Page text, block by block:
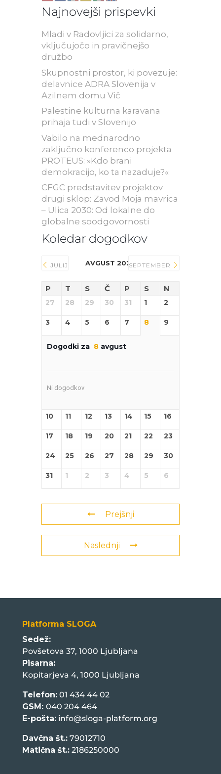
Najnovejši prispevki
Mladi v Radovljici za solidarno,
vključujočo in pravičnejšo
družbo
Skupnostni prostor, ki povezuje:
delavnice ADRA Slovenija v
Azilnem domu Vič
Palestine kulturna karavana
prihaja tudi v Slovenijo
Vabilo na mednarodno
zaključno konferenco projekta
PROTEUS: »Kdo brani
demokracijo, ko ta nazaduje?«
CFGC predstavitev projektov
drugi sklop: Zavod Moja mavrica
– Ulica 2030: Od lokalne do
globalne soodgovornosti
Koledar dogodkov
JULIJ AVGUST 2026SEPTEMBER
P T S Č P S N
27 28 29 30 31 1 2
3 4 5 6 7 8 9
Dogodki za 8 avgust
Ni dogodkov
10 11 12 13 14 15 16
17 18 19 20 21 22 23
24 25 26 27 28 29 30
31 1 2 3 4 5 6
Prejšnji
Naslednji
Platforma SLOGA
Sedež:
Povšetova 37, 1000 Ljubljana
Pisarna:
Kopitarjeva 4, 1000 Ljubljana
Telefon:01 434 44 02
GSM: 040 204 464
E-pošta: info@sloga-platform.org
Davčna št.:79012710
Matična št.:2186250000